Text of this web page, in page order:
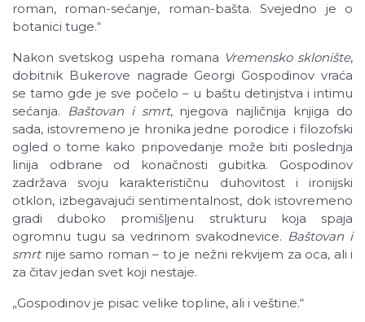
roman, roman-sećanje, roman-bašta. Svejedno je o
botanici tuge.“
Nakon svetskog uspeha romana Vremensko sklonište,
dobitnik Bukerove nagrade Georgi Gospodinov vraća
se tamo gde je sve počelo – u baštu detinjstva i intimu
sećanja. Baštovan i smrt, njegova najličnija knjiga do
sada, istovremeno je hronika jedne porodice i filozofski
ogled o tome kako pripovedanje može biti poslednja
linija odbrane od konačnosti gubitka. Gospodinov
zadržava svoju karakterističnu duhovitost i ironijski
otklon, izbegavajući sentimentalnost, dok istovremeno
gradi duboko promišljenu strukturu koja spaja
ogromnu tugu sa vedrinom svakodnevice. Baštovan i
smrt nije samo roman – to je nežni rekvijem za oca, ali i
za čitav jedan svet koji nestaje.
„Gospodinov je pisac velike topline, ali i veštine.“